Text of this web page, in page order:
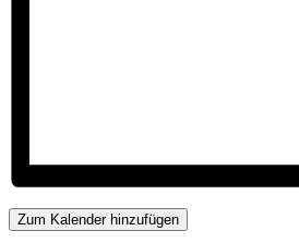
Zum Kalender hinzufügen